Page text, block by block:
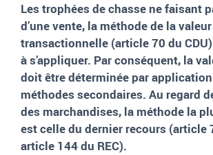
Les trophées de chasse ne faisant
d’une vente, la méthode de la valeur
transactionnelle (article70 du
à s’appliquer. Par conséquent, la
doit être déterminée par
méthodes secondaires. Au regard
des marchandises, la méthode la
est celle du dernier recours (article
article 144 du REC).